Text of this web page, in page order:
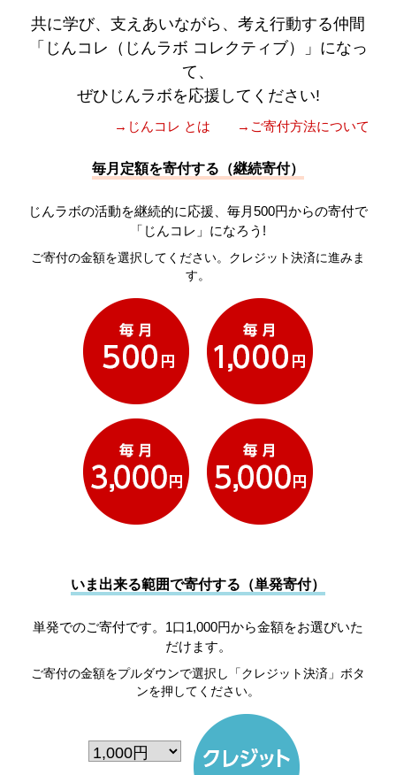
共に学び、支えあいながら、考え行動する仲間
「じんコレ（じんラボ コレクティブ）」になっ
て、
ぜひじんラボを応援してください!
→じんコレ とは →ご寄付方法について
毎月定額を寄付する（継続寄付）
じんラボの活動を継続的に応援、毎月500円からの寄付で
「じんコレ」になろう!
ご寄付の金額を選択してください。クレジット決済に進みま
す。
いま出来る範囲で寄付する（単発寄付）
単発でのご寄付です。1口1,000円から金額をお選びいた
だけます。
ご寄付の金額をプルダウンで選択し「クレジット決済」ボタ
ンを押してください。